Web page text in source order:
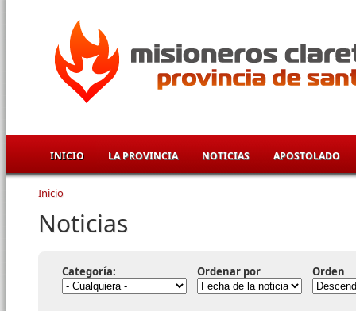
INICIO LA PROVINCIA NOTICIAS APOSTOLADO
Se encuentra usted aquí
Inicio
Noticias
Categoría: Ordenar por Orden